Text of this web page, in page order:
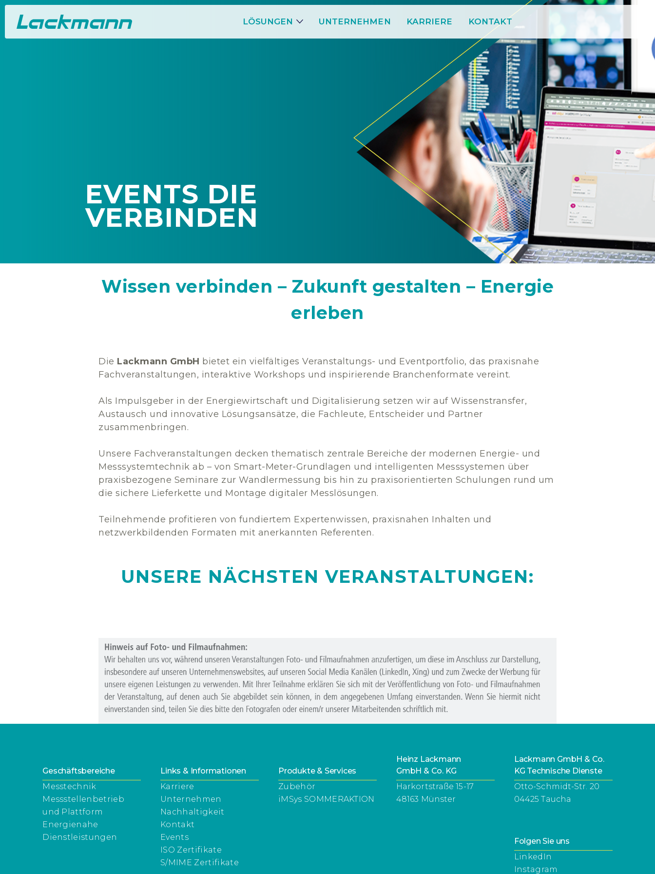
LÖSUNGEN UNTERNEHMEN KARRIERE KONTAKT
EVENTS DIE
VERBINDEN
Wissen verbinden – Zukunft gestalten – Energie
erleben
Die Lackmann GmbH bietet ein vielfältiges Veranstaltungs- und Eventportfolio, das praxisnahe
Fachveranstaltungen, interaktive Workshops und inspirierende Branchenformate vereint.
Als Impulsgeber in der Energiewirtschaft und Digitalisierung setzen wir auf Wissenstransfer,
Austausch und innovative Lösungsansätze, die Fachleute, Entscheider und Partner
zusammenbringen.
Unsere Fachveranstaltungen decken thematisch zentrale Bereiche der modernen Energie- und
Messsystemtechnik ab – von Smart-Meter-Grundlagen und intelligenten Messsystemen über
praxisbezogene Seminare zur Wandlermessung bis hin zu praxisorientierten Schulungen rund um
die sichere Lieferkette und Montage digitaler Messlösungen.
Teilnehmende profitieren von fundiertem Expertenwissen, praxisnahen Inhalten und
netzwerkbildenden Formaten mit anerkannten Referenten.
UNSERE NÄCHSTEN VERANSTALTUNGEN:
Geschäftsbereiche
Messtechnik
Messstellenbetrieb
und Plattform
Energienahe
Dienstleistungen
Links & Informationen
Karriere
Unternehmen
Nachhaltigkeit
Kontakt
Events
ISO Zertifikate
S/MIME Zertifikate
Produkte & Services
Zubehör
iMSys SOMMERAKTION
Heinz Lackmann
GmbH & Co. KG
Harkortstraße 15-17
48163 Münster
Lackmann GmbH & Co.
KG Technische Dienste
Otto-Schmidt-Str. 20
04425 Taucha
Folgen Sie uns
LinkedIn
Instagram